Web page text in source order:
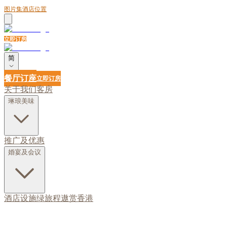
图片集酒店位置
立即订房
简
餐厅订座立即订房
关于我们客房
琳琅美味
推广及优惠
婚宴及会议
酒店设施绿旅程遨赏香港